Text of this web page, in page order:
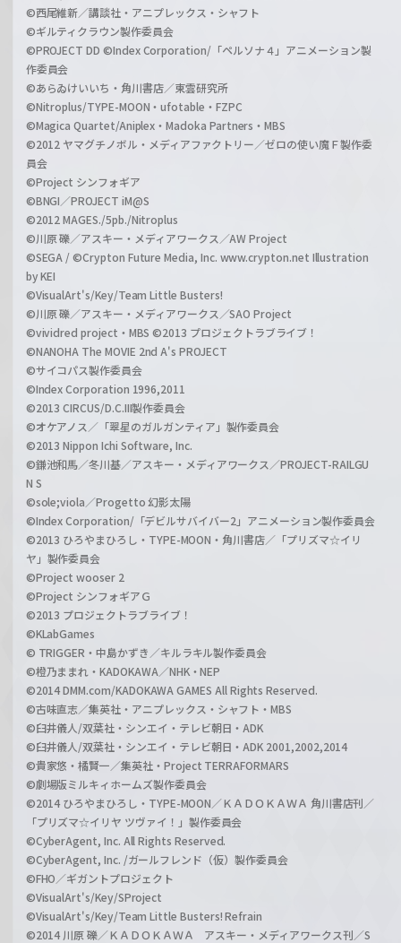
©西尾維新／講談社・アニプレックス・シャフト
©ギルティクラウン製作委員会
©PROJECT DD ©Index Corporation/「ペルソナ４」アニメーション製
作委員会
©あらゐけいいち・角川書店／東雲研究所
©Nitroplus/TYPE-MOON・ufotable・FZPC
©Magica Quartet/Aniplex・Madoka Partners・MBS
©2012 ヤマグチノボル・メディアファクトリー／ゼロの使い魔Ｆ製作委
員会
©Project シンフォギア
©BNGI／PROJECT iM@S
©2012 MAGES./5pb./Nitroplus
©川原 礫／アスキー・メディアワークス／AW Project
©SEGA / ©Crypton Future Media, Inc. www.crypton.net Illustration
by KEI
©VisualArt's/Key/Team Little Busters!
©川原 礫／アスキー・メディアワークス／SAO Project
©vividred project・MBS ©2013 プロジェクトラブライブ！
©NANOHA The MOVIE 2nd A's PROJECT
©サイコパス製作委員会
©Index Corporation 1996,2011
©2013 CIRCUS/D.C.III製作委員会
©オケアノス／「翠星のガルガンティア」製作委員会
©2013 Nippon Ichi Software, Inc.
©鎌池和馬／冬川基／アスキー・メディアワークス／PROJECT-RAILGU
N S
©sole;viola／Progetto 幻影太陽
©Index Corporation/「デビルサバイバー2」アニメーション製作委員会
©2013 ひろやまひろし・TYPE-MOON・角川書店／「プリズマ☆イリ
ヤ」製作委員会
©Project wooser 2
©Project シンフォギアＧ
©2013 プロジェクトラブライブ！
©KLabGames
© TRIGGER・中島かずき／キルラキル製作委員会
©橙乃ままれ・KADOKAWA／NHK・NEP
©2014 DMM.com/KADOKAWA GAMES All Rights Reserved.
©古味直志／集英社・アニプレックス・シャフト・MBS
©臼井儀人/双葉社・シンエイ・テレビ朝日・ADK
©臼井儀人/双葉社・シンエイ・テレビ朝日・ADK 2001,2002,2014
©貴家悠・橘賢一／集英社・Project TERRAFORMARS
©劇場版ミルキィホームズ製作委員会
©2014 ひろやまひろし・TYPE-MOON／ＫＡＤＯＫＡＷＡ 角川書店刊／
「プリズマ☆イリヤ ツヴァイ！」製作委員会
©CyberAgent, Inc. All Rights Reserved.
©CyberAgent, Inc. /ガールフレンド（仮）製作委員会
©FHO／ギガントプロジェクト
©VisualArt's/Key/SProject
©VisualArt's/Key/Team Little Busters! Refrain
©2014 川原 礫／ＫＡＤＯＫＡＷＡ アスキー・メディアワークス刊／S